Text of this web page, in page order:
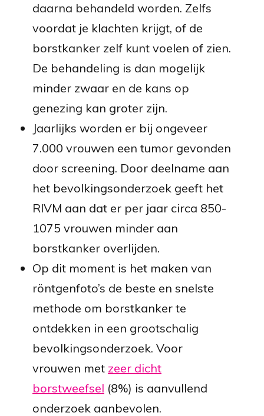
daarna behandeld worden. Zelfs
voordat je klachten krijgt, of de
borstkanker zelf kunt voelen of zien.
De behandeling is dan mogelijk
minder zwaar en de kans op
genezing kan groter zijn.
Jaarlijks worden er bij ongeveer
7.000 vrouwen een tumor gevonden
door screening. Door deelname aan
het bevolkingsonderzoek geeft het
RIVM aan dat er per jaar circa 850-
1075 vrouwen minder aan
borstkanker overlijden.
Op dit moment is het maken van
röntgenfoto’s de beste en snelste
methode om borstkanker te
ontdekken in een grootschalig
bevolkingsonderzoek. Voor
vrouwen met zeer dicht
borstweefsel (8%) is aanvullend
onderzoek aanbevolen.